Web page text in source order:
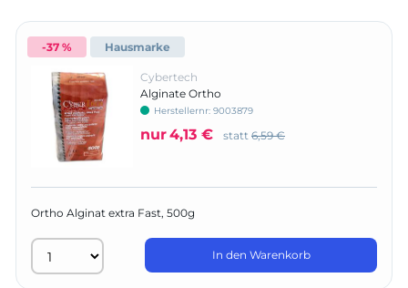
-37 % Hausmarke
Cybertech
Alginate Ortho
Herstellernr: 9003879
nur4,13 € statt 6,59 €
Ortho Alginat extra Fast, 500g
In den Warenkorb